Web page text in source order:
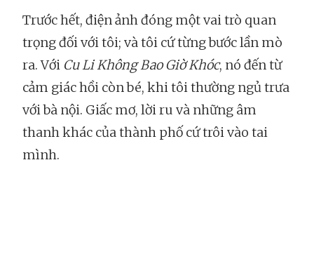
Trước hết, điện ảnh đóng một vai trò quan
trọng đối với tôi; và tôi cứ từng bước lần mò
ra. Với Cu Li Không Bao Giờ Khóc, nó đến từ
cảm giác hồi còn bé, khi tôi thường ngủ trưa
với bà nội. Giấc mơ, lời ru và những âm
thanh khác của thành phố cứ trôi vào tai
mình.